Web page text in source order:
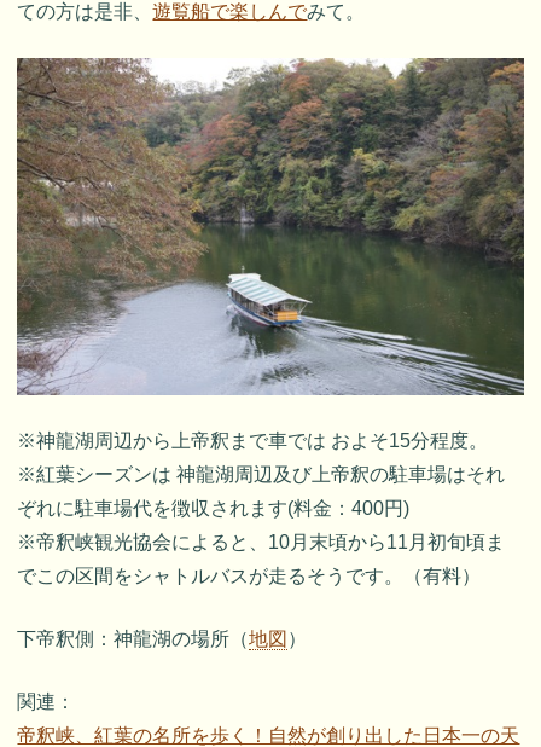
ての方は是非、遊覧船で楽しんでみて。
※神龍湖周辺から上帝釈まで車では およそ15分程度。
※紅葉シーズンは 神龍湖周辺及び上帝釈の駐車場はそれ
ぞれに駐車場代を徴収されます(料金：400円)
※帝釈峡観光協会によると、10月末頃から11月初旬頃ま
でこの区間をシャトルバスが走るそうです。（有料）
下帝釈側：神龍湖の場所（地図 ）
関連：
帝釈峡、紅葉の名所を歩く！自然が創り出した日本一の天